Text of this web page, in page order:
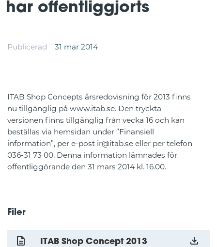
har offentliggjorts
Publicerad 31 mar 2014
ITAB Shop Concepts årsredovisning för 2013 finns
nu tillgänglig på www.itab.se. Den tryckta
versionen finns tillgänglig från vecka 16 och kan
beställas via hemsidan under ”Finansiell
information”, per e-post ir@itab.se eller per telefon
036-31 73 00. Denna information lämnades för
offentliggörande den 31 mars 2014 kl. 16.00.
Filer
ITAB Shop Concept 2013